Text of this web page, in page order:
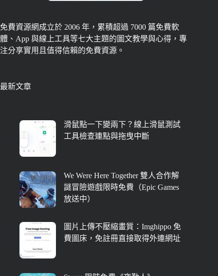
免費資源網成立於 2006 年，累積超過 7000 篇免費軟
體、App 與線上工具等七大主題的圖文教學與心得，專
注分享實用且值得信賴的免費資源。
最新文章
滑鼠點一下變兩下？線上滑鼠測試
工具檢查連點與拖曳中斷
We Were Here Together 雙人合作解
謎冒險遊戲限時免費（Epic Games
放送中）
圖片上傳不壓縮畫質：Imghippo 免
費圖床，免註冊直接取得外連網址